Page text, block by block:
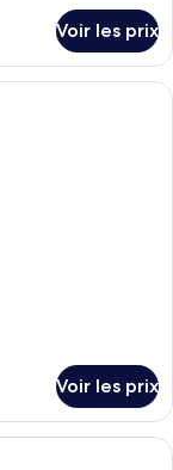
Voir les prix
à coucher avec un lit,
Voir les prix
d’hôtel comprenant